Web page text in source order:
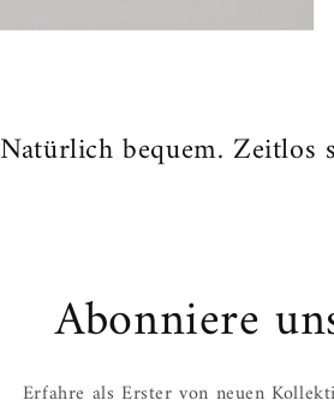
Natürlich bequem. Zeitlos
Abonniere
Erfahre als Erster von neuen